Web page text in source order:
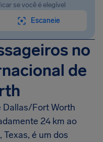
se você é elegível
Escaneie
no
de
Dallas/Fort Worth
24 km ao
é um dos